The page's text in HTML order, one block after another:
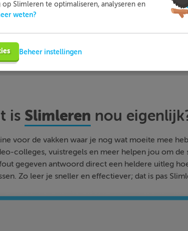
Meer informatie Probeer nu 1 week gratis
is Slimleren nou
voor de vakken waar je nog wat moeite mee
colleges, vuistregels en meer helpen jou om de
gegeven antwoord direct een heldere uitleg
Zo leer je sneller en effectiever; dat is pas
Slimleren te optimaliseren, analyseren en
weten?
Beheer instellingen